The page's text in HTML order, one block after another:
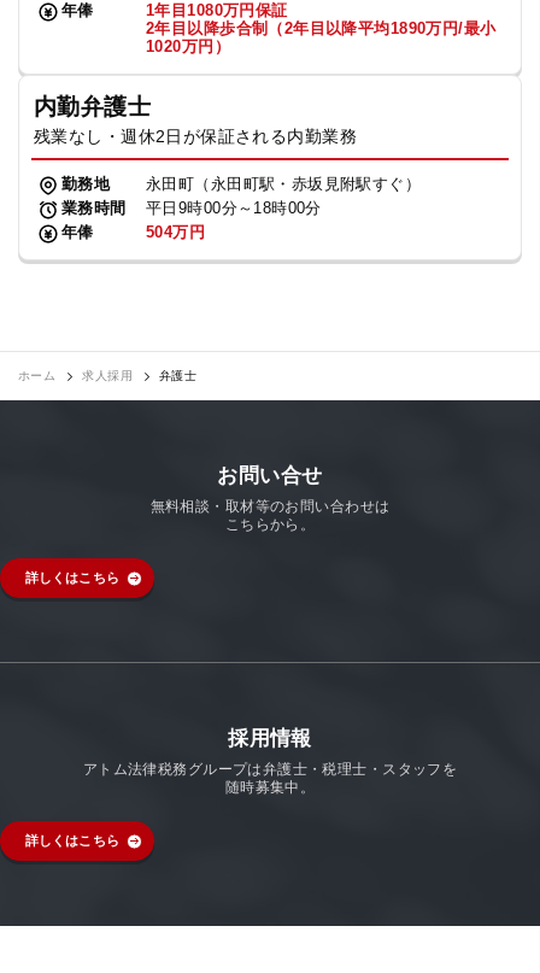
年俸
1年目1080万円保証
2年目以降歩合制（2年目以降平均1890万円/最小
1020万円）
内勤弁護士
残業なし・週休2日が保証される内勤業務
勤務地
永田町（永田町駅・赤坂見附駅すぐ）
業務時間
平日9時00分～18時00分
年俸
504万円
ホーム 求人採用 弁護士
お問い合せ
無料相談・取材等のお問い合わせは
こちらから。
詳しくはこちら
採用情報
アトム法律税務グループは弁護士・税理士・スタッフを
随時募集中。
詳しくはこちら